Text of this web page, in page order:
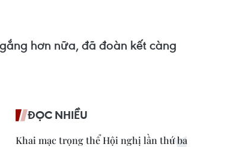
hơn nữa, đã đoàn kết càng
ĐỌC NHIỀU
Khai mạc trọng thể Hội nghị lần thứ ba